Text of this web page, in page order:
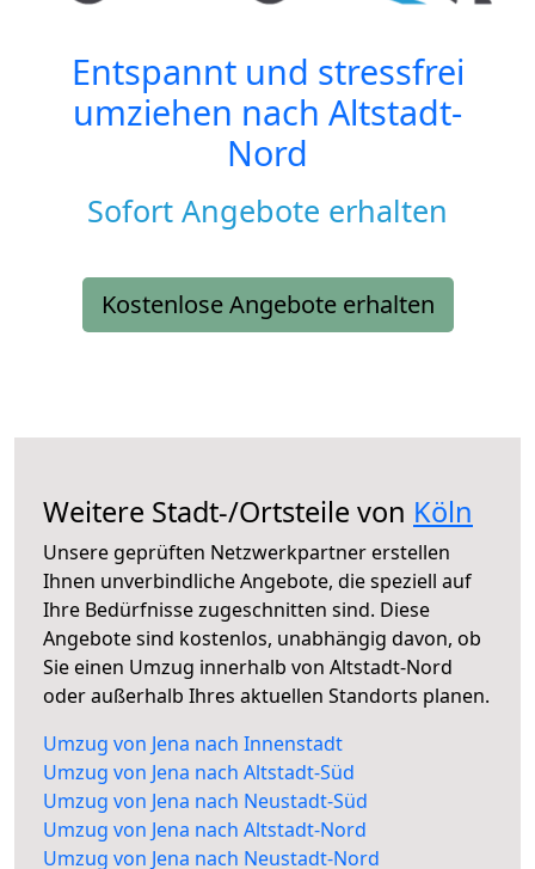
Entspannt und stressfrei
umziehen nach Altstadt-
Nord
Sofort Angebote erhalten
Kostenlose Angebote erhalten
Weitere Stadt-/Ortsteile von Köln
Unsere geprüften Netzwerkpartner erstellen
Ihnen unverbindliche Angebote, die speziell auf
Ihre Bedürfnisse zugeschnitten sind. Diese
Angebote sind kostenlos, unabhängig davon, ob
Sie einen Umzug innerhalb von Altstadt-Nord
oder außerhalb Ihres aktuellen Standorts planen.
Umzug von Jena nach Innenstadt
Umzug von Jena nach Altstadt-Süd
Umzug von Jena nach Neustadt-Süd
Umzug von Jena nach Altstadt-Nord
Umzug von Jena nach Neustadt-Nord